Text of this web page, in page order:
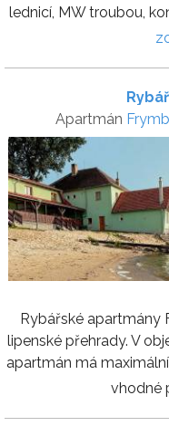
lednicí, MW troubou,
Apartmán
Rybářské apartmány
lipenské přehrady. V
apartmán má
vhodné